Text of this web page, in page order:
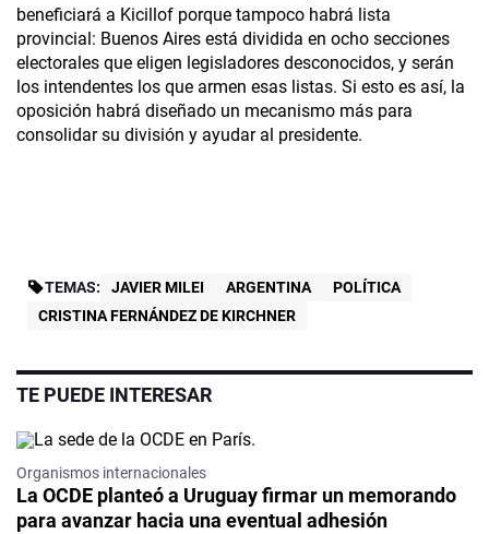
beneficiará a Kicillof porque tampoco habrá lista
provincial: Buenos Aires está dividida en ocho secciones
electorales que eligen legisladores desconocidos, y serán
los intendentes los que armen esas listas. Si esto es así, la
oposición habrá diseñado un mecanismo más para
consolidar su división y ayudar al presidente.
TEMAS: JAVIER MILEI ARGENTINA
POLÍTICA
CRISTINA FERNÁNDEZ DE KIRCHNER
TE PUEDE INTERESAR
Organismos internacionales
La OCDE planteó a Uruguay firmar un memorando
para avanzar hacia una eventual adhesión